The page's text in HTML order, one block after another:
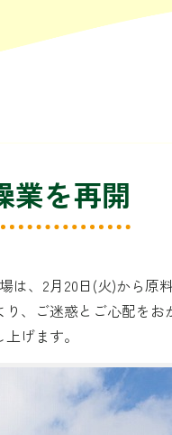
業を再開
、2月20日(火)から原
、ご迷惑とご心配をお
げます。